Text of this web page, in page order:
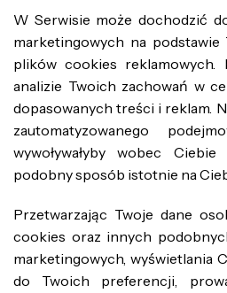
W Serwisie może dochodzić
marketingowych na
plików cookies reklamowych.
analizie Twoich zachowań w
dopasowanych treści i reklam.
zautomatyzowanego
wywoływałyby wobec
podobny sposób istotnie na
Przetwarzając Twoje dane
cookies oraz innych
marketingowych, wyświetlania
do Twoich preferencji,